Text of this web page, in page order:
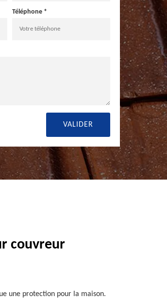
Téléphone *
couvreur
une protection pour la maison.